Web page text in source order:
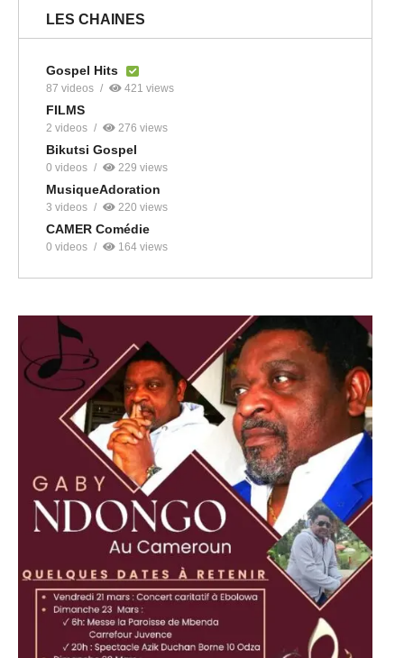
LES CHAINES
Gospel Hits
87 videos 421 views
FILMS
2 videos 276 views
Bikutsi Gospel
0 videos 229 views
MusiqueAdoration
3 videos 220 views
CAMER Comédie
0 videos 164 views